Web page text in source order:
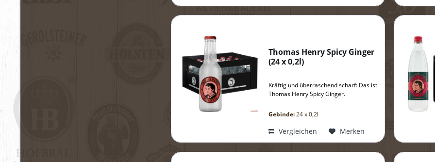
Thomas Henry Spicy Ginger
(24 x 0,2l)
Kräftig und überraschend scharf: Das ist
Thomas Henry Spicy Ginger.
Gebinde:24 x 0,2l
Vergleichen Merken